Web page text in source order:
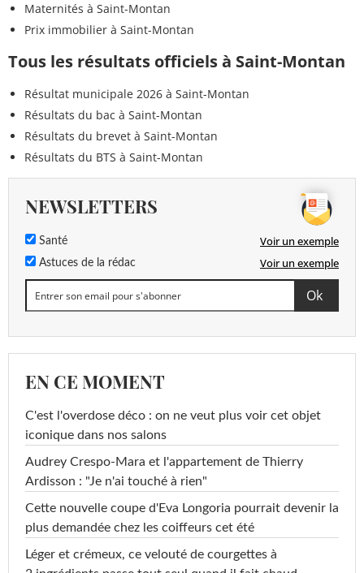
Maternités à Saint-Montan
Prix immobilier à Saint-Montan
Tous les résultats officiels à Saint-Montan
Résultat municipale 2026 à Saint-Montan
Résultats du bac à Saint-Montan
Résultats du brevet à Saint-Montan
Résultats du BTS à Saint-Montan
NEWSLETTERS
Santé Voir un exemple
Astuces de la rédac Voir un exemple
EN CE MOMENT
C'est l'overdose déco : on ne veut plus voir cet objet
iconique dans nos salons
Audrey Crespo-Mara et l'appartement de Thierry
Ardisson : "Je n'ai touché à rien"
Cette nouvelle coupe d'Eva Longoria pourrait devenir la
plus demandée chez les coiffeurs cet été
Léger et crémeux, ce velouté de courgettes à